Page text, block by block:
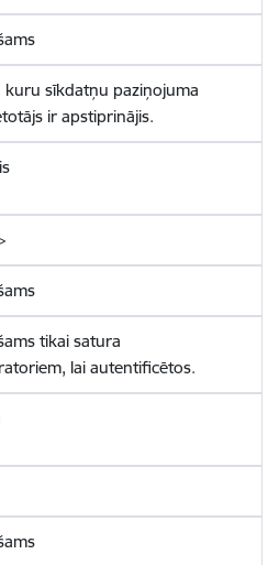
kuru sīkdatņu paziņojuma
ir apstiprinājis.
tikai satura
lai autentificētos.